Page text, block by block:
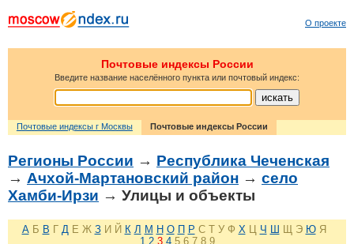
О проекте
Почтовые индексы России
Введите название населённого пункта или почтовый индекс:
Почтовые индексы г Москвы Почтовые индексы России
Регионы России → Республика Чеченская
→ Ачхой-Мартановский район → село
Хамби-Ирзи → Улицы и объекты
А Б В Г Д Е Ж З И Й К Л М Н О П Р С Т У Ф Х Ц Ч Ш Щ Э Ю Я
1 2 3 4 5 6 7 8 9